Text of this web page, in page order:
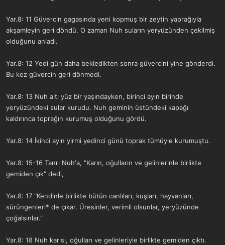
Yar.8: 11 Güvercin gagasında yeni kopmuş bir zeytin yaprağıyla
akşamleyin geri döndü. O zaman Nuh suların yeryüzünden çekilmiş
olduğunu anladı.
Yar.8: 12 Yedi gün daha bekledikten sonra güvercini yine gönderdi.
Bu kez güvercin geri dönmedi.
Yar.8: 13 Nuh altı yüz bir yaşındayken, birinci ayın birinde
yeryüzündeki sular kurudu. Nuh geminin üstündeki kapağı
kaldırınca toprağın kurumuş olduğunu gördü.
Yar.8: 14 İkinci ayın yirmi yedinci günü toprak tümüyle kurumuştu.
Yar.8: 15-16 Tanrı Nuh'a, "Karın, oğulların ve gelinlerinle birlikte
gemiden çık" dedi,
Yar.8: 17 "Kendinle birlikte bütün canlıları, kuşları, hayvanları,
sürüngenleri* de çıkar. Üresinler, verimli olsunlar, yeryüzünde
çoğalsınlar."
Yar.8: 18 Nuh karısı, oğulları ve gelinleriyle birlikte gemiden çıktı.